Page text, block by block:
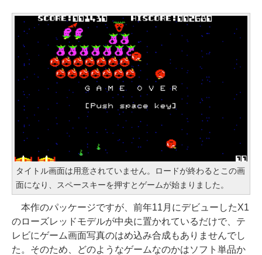
タイトル画面は用意されていません。ロードが終わるとこの画
面になり、スペースキーを押すとゲームが始まりました。
本作のパッケージですが、前年11月にデビューしたX1
のローズレッドモデルが中央に置かれているだけで、テ
レビにゲーム画面写真のはめ込み合成もありませんでし
た。そのため、どのようなゲームなのかはソフト単品か